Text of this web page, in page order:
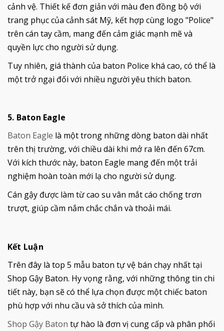
cảnh vệ. Thiết kế đơn giản với màu đen đồng bộ với
trang phục của cảnh sát Mỹ, kết hợp cùng logo "Police"
trên cán tay cầm, mang đến cảm giác mạnh mẽ và
quyền lực cho người sử dụng.
Tuy nhiên, giá thành của baton Police khá cao, có thể là
một trở ngại đối với nhiều người yêu thích baton.
5. Baton Eagle
Baton Eagle là một trong những dòng baton dài nhất
trên thị trường, với chiều dài khi mở ra lên đến 67cm.
Với kích thước này, baton Eagle mang đến một trải
nghiệm hoàn toàn mới lạ cho người sử dụng.
Cán gậy được làm từ cao su vân mắt cáo chống trơn
trượt, giúp cầm nắm chắc chắn và thoải mái.
Kết Luận
Trên đây là top 5 mẫu baton tự vệ bán chạy nhất tại
Shop Gậy Baton. Hy vọng rằng, với những thông tin chi
tiết này, bạn sẽ có thể lựa chọn được một chiếc baton
phù hợp với nhu cầu và sở thích của mình.
Shop Gậy Baton tự hào là đơn vị cung cấp và phân phối